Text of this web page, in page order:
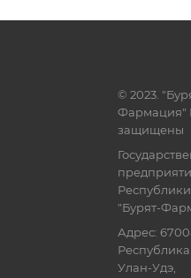
© 2023.
Фармация"
защищены
"Бурят-
Адрес:
Республика
Улан-Удэ,